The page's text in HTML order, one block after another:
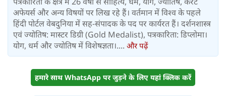
अफेयर्स और अन्य विषयों पर लिख रहे हैं। वर्तमान में विश्‍व के पहले
हिंदी पोर्टल वेबदुनिया में सह-संपादक के पद पर कार्यरत हैं। दर्शनशास्त्र
एवं ज्योतिष: मास्टर डिग्री (Gold Medalist), पत्रकारिता: डिप्लोमा।
योग, धर्म और ज्योतिष में विशेषज्ञता।.... और पढ़ें
हमारे साथ WhatsApp पर जुड़ने के लिए यहां क्लिक करें